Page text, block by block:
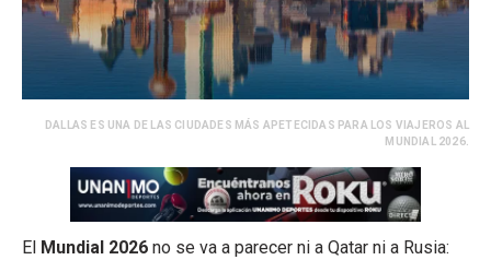
DALLAS ES UNA DE LAS CIUDADES MÁS APETECIDAS PARA LOS VIAJEROS AL
MUNDIAL 2026.
El Mundial 2026 no se va a parecer ni a Qatar ni a Rusia: